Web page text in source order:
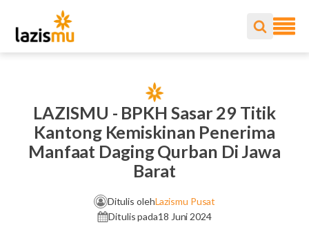
LAZISMU - BPKH Sasar 29 Titik
Kantong Kemiskinan Penerima
Manfaat Daging Qurban Di Jawa
Barat
Ditulis olehLazismu Pusat
Ditulis pada18 Juni 2024